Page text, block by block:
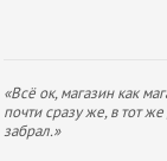
«Всё ок, магазин как
почти сразу же, в тот
забрал.»